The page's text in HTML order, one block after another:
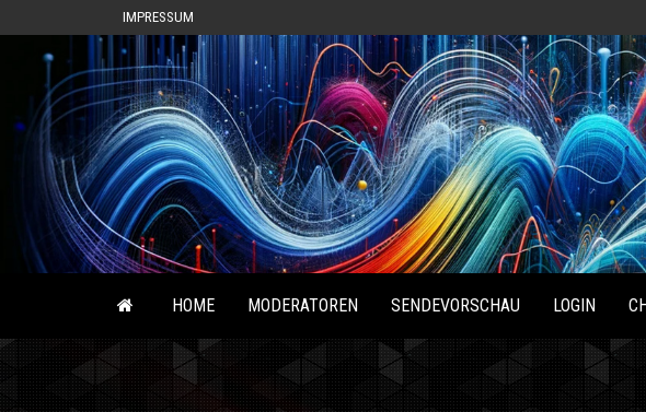
IMPRESSUM
HOME MODERATOREN SENDEVORSCHAU LOGIN